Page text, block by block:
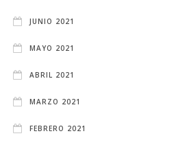
JUNIO 2021
MAYO 2021
ABRIL 2021
MARZO 2021
FEBRERO 2021